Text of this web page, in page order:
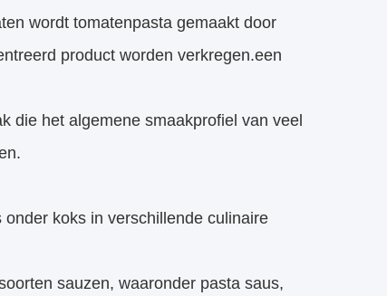
wordt tomatenpasta gemaakt door
product worden verkregen.een
die het algemene smaakprofiel van veel
koks in verschillende culinaire
sauzen, waaronder pasta saus,